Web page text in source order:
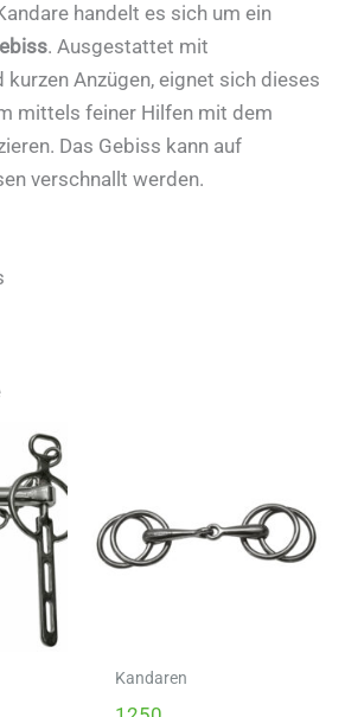
handelt es sich um ein
. Ausgestattet mit
kurzen Anzügen, eignet sich dieses
mittels feiner Hilfen mit dem
Das Gebiss kann auf
verschnallt werden.
Kandaren